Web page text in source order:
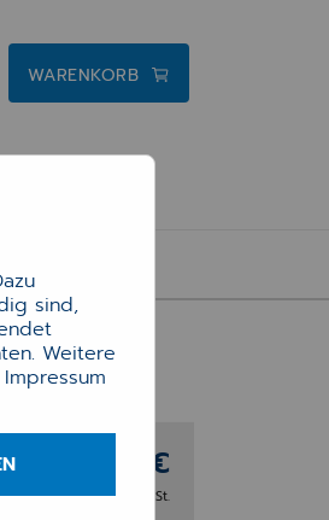
WARENKORB
145,60 €
zzgl. 20% MwSt.
sind,
Weitere